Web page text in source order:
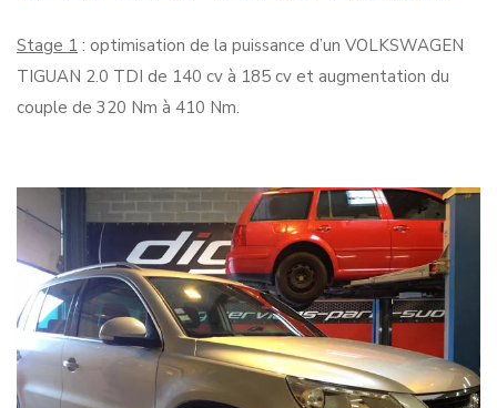
Stage 1 : optimisation de la puissance d’un VOLKSWAGEN
TIGUAN 2.0 TDI de 140 cv à 185 cv et augmentation du
couple de 320 Nm à 410 Nm.